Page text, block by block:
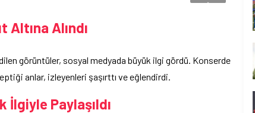
Altına Alındı
görüntüler, sosyal medyada büyük ilgi gördü. Konserde
anlar, izleyenleri şaşırttı ve eğlendirdi.
İlgiyle Paylaşıldı